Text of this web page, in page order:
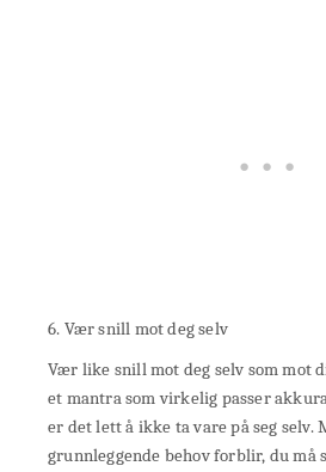
6. Vær snill mot deg selv
Vær like snill mot deg selv som mot
et mantra som virkelig passer
er det lett å ikke ta vare på seg selv.
grunnleggende behov forblir, du må